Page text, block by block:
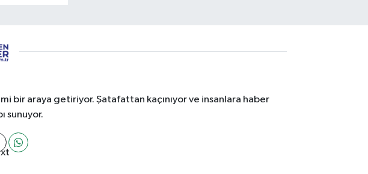
bir araya getiriyor. Şatafattan kaçınıyor ve insanlara haber
sunuyor.